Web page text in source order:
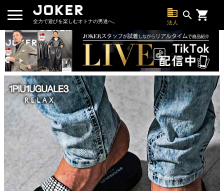
全力で遊びを楽しむオトナの男達へ。
business
法人
search